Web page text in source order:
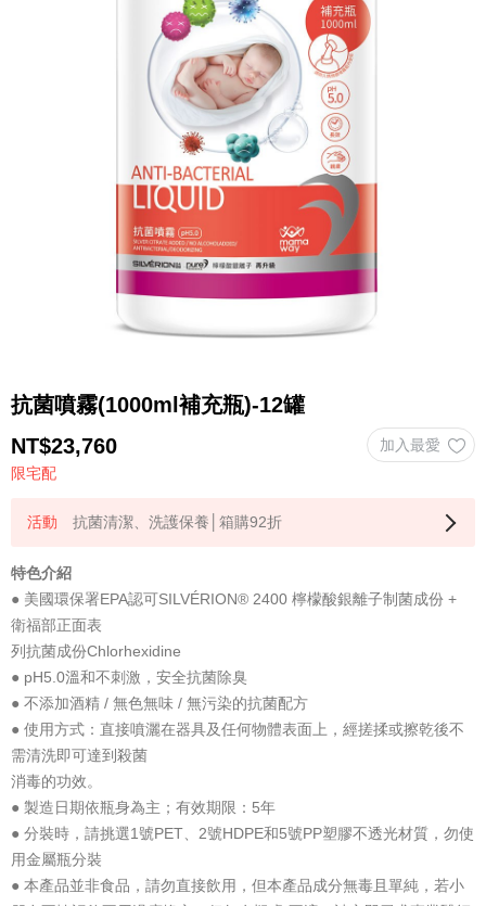
抗菌噴霧(1000ml補充瓶)-12罐
NT$23,760
限宅配
抗菌清潔、洗護保養│箱購92折
特色介紹
● 美國環保署EPA認可SILVÉRION® 2400 檸檬酸銀離子制菌成份 +
衛福部正面表
列抗菌成份Chlorhexidine
● pH5.0溫和不刺激，安全抗菌除臭
● 不添加酒精 / 無色無味 / 無污染的抗菌配方
● 使用方式：直接噴灑在器具及任何物體表面上，經搓揉或擦乾後不
需清洗即可達到殺菌
消毒的功效。
● 製造日期依瓶身為主；有效期限：5年
● 分裝時，請挑選1號PET、2號HDPE和5號PP塑膠不透光材質，勿使
用金屬瓶分裝
● 本產品並非食品，請勿直接飲用，但本產品成分無毒且單純，若小